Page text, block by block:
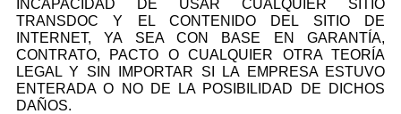
INCAPACIDAD DE USAR CUALQUIER SITIO
TRANSDOC Y EL CONTENIDO DEL SITIO DE
INTERNET, YA SEA CON BASE EN GARANTÍA,
CONTRATO, PACTO O CUALQUIER OTRA TEORÍA
LEGAL Y SIN IMPORTAR SI LA EMPRESA ESTUVO
ENTERADA O NO DE LA POSIBILIDAD DE DICHOS
DAÑOS.